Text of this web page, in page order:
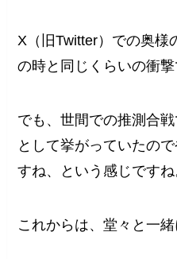
X（旧Twitter）での奥様
の時と同じくらいの衝撃
でも、世間での推測合
として挙がっていたの
すね、という感じですね
これからは、堂々と一緒